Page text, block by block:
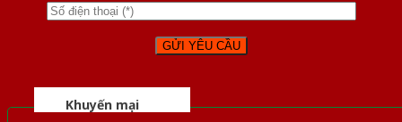
Khuyến mại